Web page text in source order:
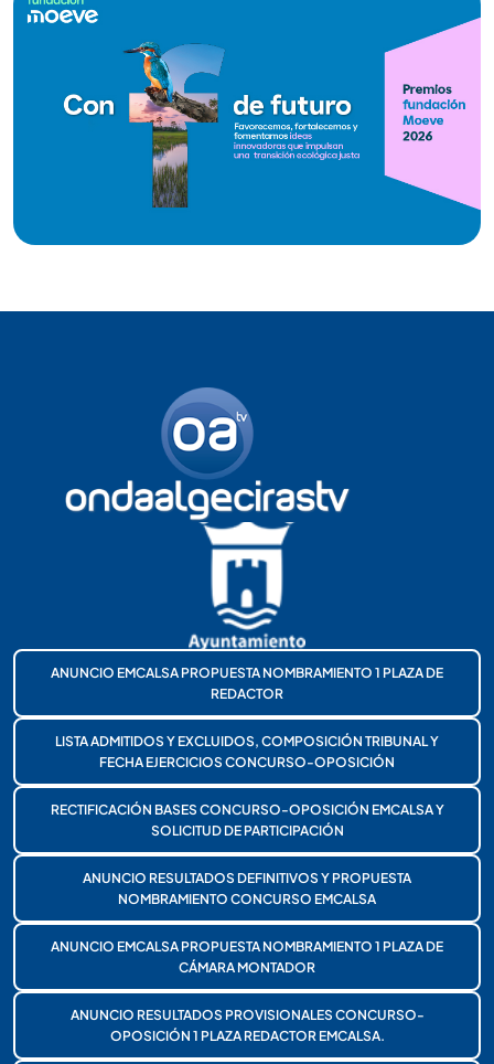
ANUNCIO EMCALSA PROPUESTA NOMBRAMIENTO 1 PLAZA DE
REDACTOR
LISTA ADMITIDOS Y EXCLUIDOS, COMPOSICIÓN TRIBUNAL Y
FECHA EJERCICIOS CONCURSO-OPOSICIÓN
RECTIFICACIÓN BASES CONCURSO-OPOSICIÓN EMCALSA Y
SOLICITUD DE PARTICIPACIÓN
ANUNCIO RESULTADOS DEFINITIVOS Y PROPUESTA
NOMBRAMIENTO CONCURSO EMCALSA
ANUNCIO EMCALSA PROPUESTA NOMBRAMIENTO 1 PLAZA DE
CÁMARA MONTADOR
ANUNCIO RESULTADOS PROVISIONALES CONCURSO-
OPOSICIÓN 1 PLAZA REDACTOR EMCALSA.